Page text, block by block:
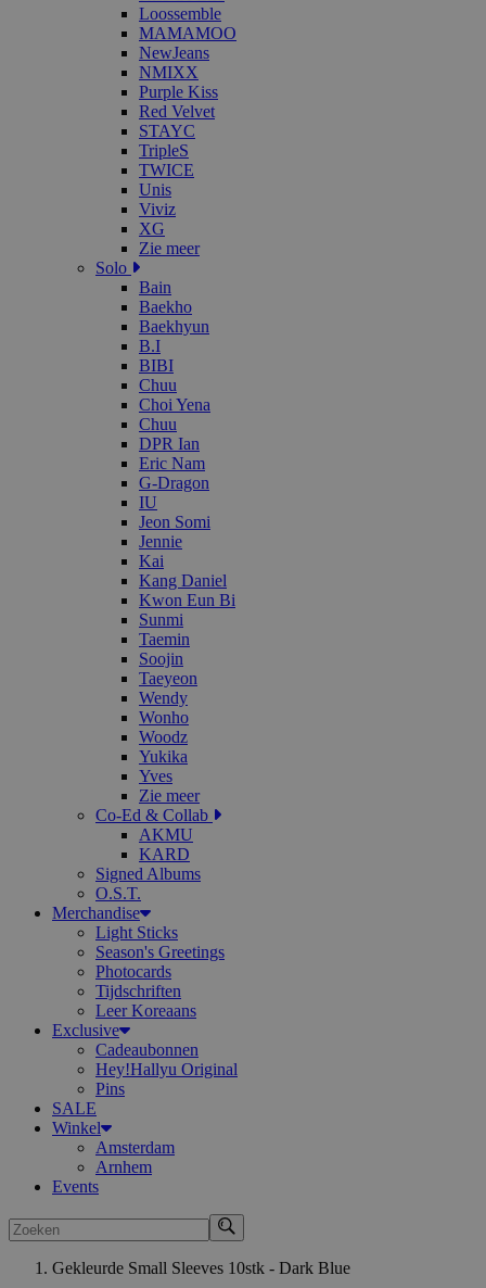
Loossemble
MAMAMOO
NewJeans
NMIXX
Purple Kiss
Red Velvet
STAYC
TripleS
TWICE
Unis
Viviz
XG
Zie meer
Solo
Bain
Baekho
Baekhyun
B.I
BIBI
Chuu
Choi Yena
Chuu
DPR Ian
Eric Nam
G-Dragon
IU
Jeon Somi
Jennie
Kai
Kang Daniel
Kwon Eun Bi
Sunmi
Taemin
Soojin
Taeyeon
Wendy
Wonho
Woodz
Yukika
Yves
Zie meer
Co-Ed & Collab
AKMU
KARD
Signed Albums
O.S.T.
Merchandise
Light Sticks
Season's Greetings
Photocards
Tijdschriften
Leer Koreaans
Exclusive
Cadeaubonnen
Hey!Hallyu Original
Pins
SALE
Winkel
Amsterdam
Arnhem
Events
Zoeken
Gekleurde Small Sleeves 10stk - Dark Blue